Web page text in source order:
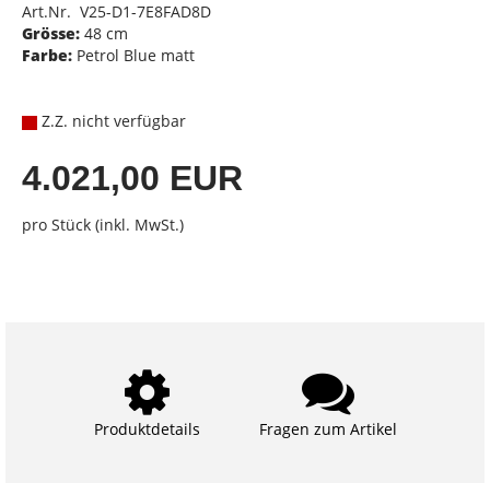
Art.Nr. V25-D1-7E8FAD8D
Grösse: 48 cm
Farbe: Petrol Blue matt
Z.Z. nicht verfügbar
4.021,00 EUR
pro Stück (inkl. MwSt.)
Produktdetails Fragen zum Artikel